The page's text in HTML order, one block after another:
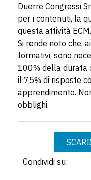
Duerre Congressi
per i contenuti, la
questa attività ECM.
Si rende noto che,
formativi, sono
100% della durata
il 75% di risposte
apprendimento.
obblighi.
Condividi su: